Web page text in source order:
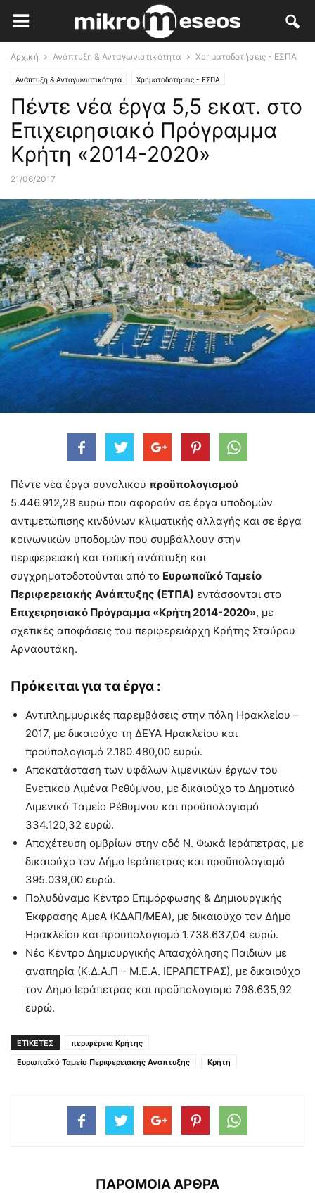
Αρχική Ανάπτυξη & Ανταγωνιστικότητα Χρηματοδοτήσεις - ΕΣΠΑ
Ανάπτυξη & Ανταγωνιστικότητα Χρηματοδοτήσεις - ΕΣΠΑ
Ειδήσεις-Επικαιρότητα
Πέντε νέα έργα 5,5 εκατ. στο
Επιχειρησιακό Πρόγραμμα
Κρήτη «2014-2020»
21/06/2017
Πέντε νέα έργα συνολικού προϋπολογισμού
5.446.912,28 ευρώ που αφορούν σε έργα υποδομών
αντιμετώπισης κινδύνων κλιματικής αλλαγής και σε έργα
κοινωνικών υποδομών που συμβάλλουν στην
περιφερειακή και τοπική ανάπτυξη και
συγχρηματοδοτούνται από το Ευρωπαϊκό Ταμείο
Περιφερειακής Ανάπτυξης (ΕΤΠΑ) εντάσσονται στο
Επιχειρησιακό Πρόγραμμα «Κρήτη 2014-2020», με
σχετικές αποφάσεις του περιφερειάρχη Κρήτης Σταύρου
Αρναουτάκη.
Πρόκειται για τα έργα :
Αντιπλημμυρικές παρεμβάσεις στην πόλη Ηρακλείου –
2017, με δικαιούχο τη ΔΕΥΑ Ηρακλείου και
προϋπολογισμό 2.180.480,00 ευρώ.
Αποκατάσταση των υφάλων λιμενικών έργων του
Ενετικού Λιμένα Ρεθύμνου, με δικαιούχο το Δημοτικό
Λιμενικό Ταμείο Ρέθυμνου και προϋπολογισμό
334.120,32 ευρώ.
Αποχέτευση ομβρίων στην οδό Ν. Φωκά Ιεράπετρας, με
δικαιούχο τον Δήμο Ιεράπετρας και προϋπολογισμό
395.039,00 ευρώ.
Πολυδύναμο Κέντρο Επιμόρφωσης & Δημιουργικής
Έκφρασης ΑμεΑ (ΚΔΑΠ/ΜΕΑ), με δικαιούχο τον Δήμο
Ηρακλείου και προϋπολογισμό 1.738.637,04 ευρώ.
Νέο Κέντρο Δημιουργικής Απασχόλησης Παιδιών με
αναπηρία (Κ.Δ.Α.Π – Μ.Ε.Α. ΙΕΡΑΠΕΤΡΑΣ), με δικαιούχο
τον Δήμο Ιεράπετρας και προϋπολογισμό 798.635,92
ευρώ.
ΕΤΙΚΕΤΕΣ
περιφέρεια Κρήτης
Ευρωπαϊκό Ταμείο Περιφερειακής Ανάπτυξης
Κρήτη
ΠΑΡΟΜΟΙΑ ΑΡΘΡΑ